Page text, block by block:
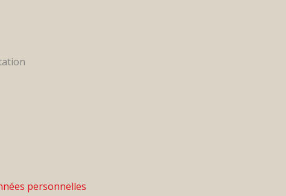
personnelles